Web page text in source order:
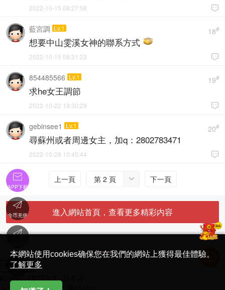

2022-10-15 08:27:58
18#
藍宮調 Lv.1
想要中山雯溪女神的聯系方式

2022-10-15 08:31:23
19#
854485566 Lv.1
求he女王調節

2022-10-22 19:30:29
20#
gebinsee1 Lv.1
尋蘇州或者周邊女主，加q：2802783471

2022-10-28 10:45:44
上一頁 
第 2 頁 下一頁
進入網站首頁，查看更多精彩内容
'
简体中文版
Translate
日本語
繁體中文
本網站使用cookies确保您在我們的網站上獲得最佳體驗。
了解更多

APP下載

金币充值

